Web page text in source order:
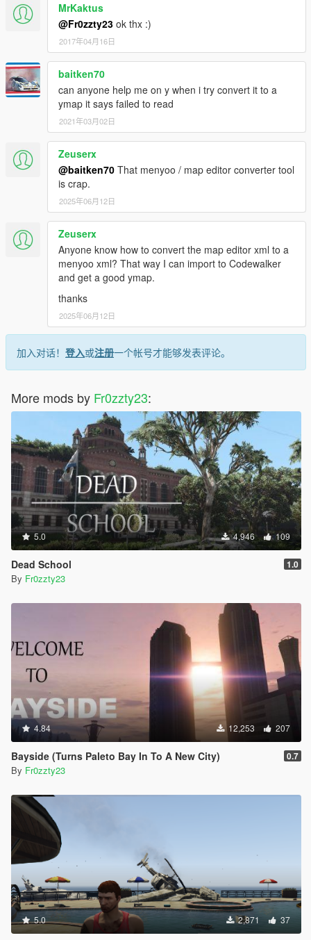
MrKaktus
@Fr0zzty23 ok thx :)
2017年04月16日
baitken70
can anyone help me on y when i try convert it to a
ymap it says failed to read
2021年03月02日
Zeuserx
@baitken70 That menyoo / map editor converter tool
is crap.
2025年06月12日
Zeuserx
Anyone know how to convert the map editor xml to a
menyoo xml? That way I can import to Codewalker
and get a good ymap.
thanks
2025年06月12日
加入对话！ 登入或注册一个帐号才能够发表评论。
More mods by Fr0zzty23:
5.0 4,946 109
Dead School 1.0
By Fr0zzty23
4.84 12,253 207
Bayside (Turns Paleto Bay In To A New City) 0.7
By Fr0zzty23
5.0 2,871 37